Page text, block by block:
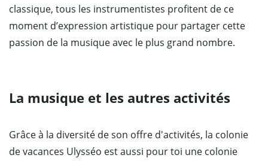
classique, tous les instrumentistes profitent de ce
moment d’expression artistique pour partager cette
passion de la musique avec le plus grand nombre.
La musique et les autres activités
Grâce à la diversité de son offre d'activités, la colonie
de vacances Ulysséo est aussi pour toi une colonie